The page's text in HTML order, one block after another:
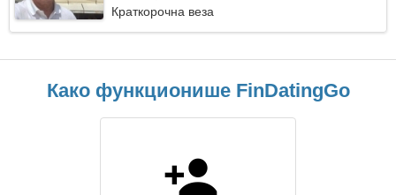
Краткорочна веза
Како функционише FinDatingGo